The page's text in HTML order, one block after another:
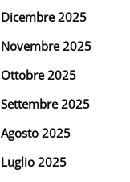
Dicembre 2025
Novembre 2025
Ottobre 2025
Settembre 2025
Agosto 2025
Luglio 2025